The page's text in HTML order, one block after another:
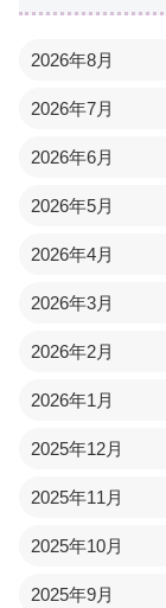
2026年8月
2026年7月
2026年6月
2026年5月
2026年4月
2026年3月
2026年2月
2026年1月
2025年12月
2025年11月
2025年10月
2025年9月